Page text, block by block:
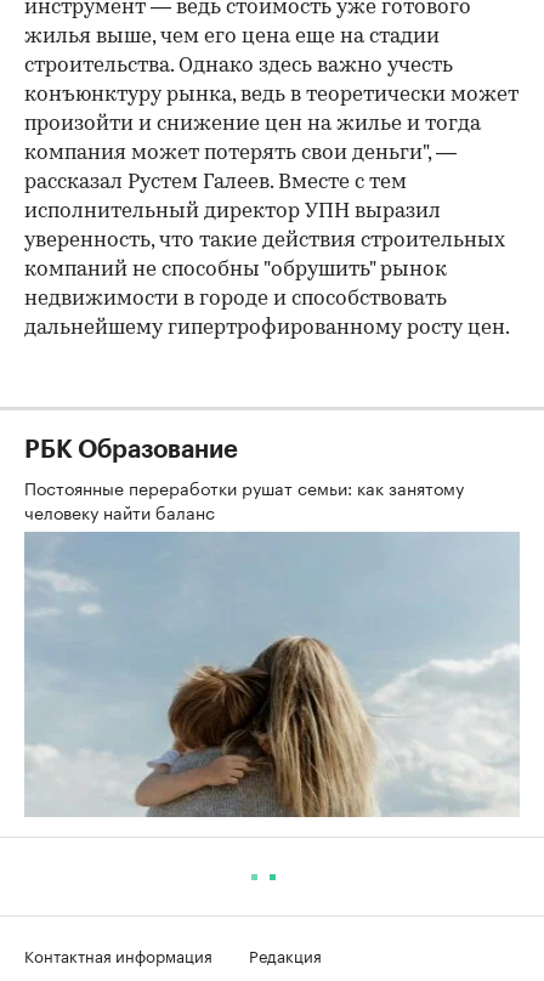
инструмент — ведь стоимость уже готового
жилья выше, чем его цена еще на стадии
строительства. Однако здесь важно учесть
конъюнктуру рынка, ведь в теоретически может
произойти и снижение цен на жилье и тогда
компания может потерять свои деньги", —
рассказал Рустем Галеев. Вместе с тем
исполнительный директор УПН выразил
уверенность, что такие действия строительных
компаний не способны "обрушить" рынок
недвижимости в городе и способствовать
дальнейшему гипертрофированному росту цен.
РБК Образование
Постоянные переработки рушат семьи: как занятому
человеку найти баланс
Контактная информация
Редакция